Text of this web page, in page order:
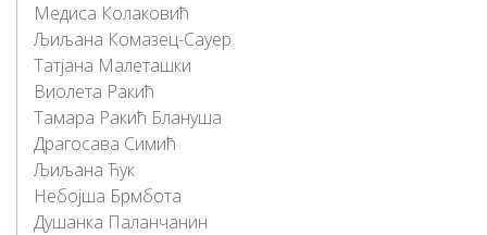
Медиса Колаковић
Љиљана Комазец-Сауер
Татјана Малеташки
Виолета Ракић
Тамара Ракић Блануша
Драгосава Симић
Љиљана Ћук
Небојша Брмбота
Душанка Паланчанин